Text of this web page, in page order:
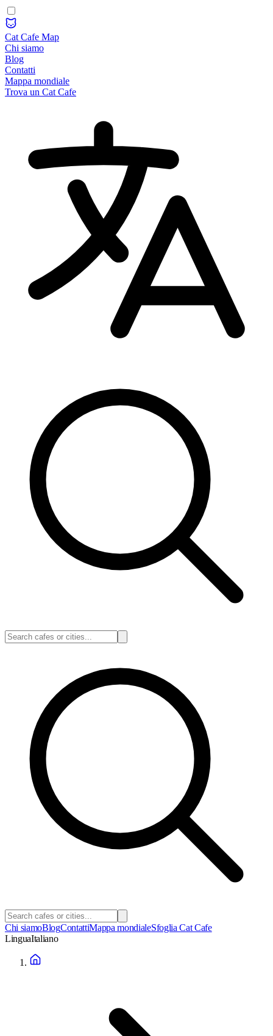
Cat Cafe Map
Chi siamo
Blog
Contatti
Mappa mondiale
Trova un Cat Cafe
Chi siamoBlogContattiMappa mondialeSfoglia Cat Cafe
LinguaItaliano